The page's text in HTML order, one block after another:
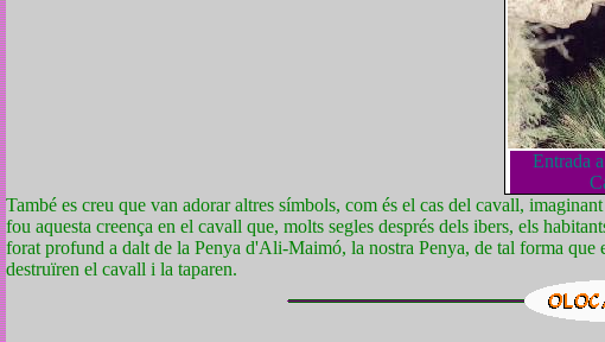
Entrada
També es creu que van adorar altres símbols, com és el cas del cavall,
fou aquesta creença en el cavall que, molts segles després dels ibers, els
forat profund a dalt de la Penya d'Ali-Maimó, la nostra Penya, de tal forma
destruïren el cavall i la taparen.